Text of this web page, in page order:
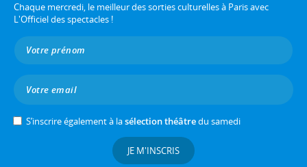
Chaque mercredi, le meilleur des sorties culturelles à Paris avec
L'Officiel des spectacles !
S’inscrire également à lasélection théâtredu samedi
JE M'INSCRIS